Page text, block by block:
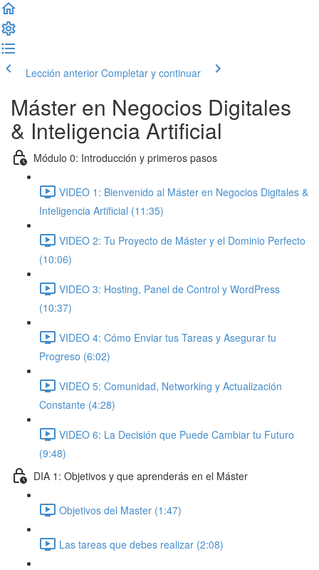
Lección anterior Completar y continuar
Máster en Negocios Digitales
& Inteligencia Artificial
Módulo 0: Introducción y primeros pasos
VIDEO 1: Bienvenido al Máster en Negocios Digitales &
Inteligencia Artificial (11:35)
VIDEO 2: Tu Proyecto de Máster y el Dominio Perfecto
(10:06)
VIDEO 3: Hosting, Panel de Control y WordPress
(10:37)
VIDEO 4: Cómo Enviar tus Tareas y Asegurar tu
Progreso (6:02)
VIDEO 5: Comunidad, Networking y Actualización
Constante (4:28)
VIDEO 6: La Decisión que Puede Cambiar tu Futuro
(9:48)
DIA 1: Objetivos y que aprenderás en el Máster
Objetivos del Master (1:47)
Las tareas que debes realizar (2:08)